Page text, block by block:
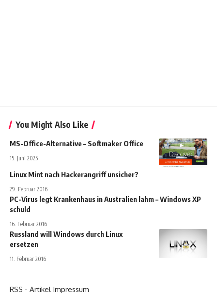
You Might Also Like
MS-Office-Alternative – Softmaker Office
15. Juni 2025
Linux Mint nach Hackerangriff unsicher?
29. Februar 2016
PC-Virus legt Krankenhaus in Australien lahm – Windows XP
schuld
16. Februar 2016
Russland will Windows durch Linux
ersetzen
11. Februar 2016
RSS - Artikel Impressum